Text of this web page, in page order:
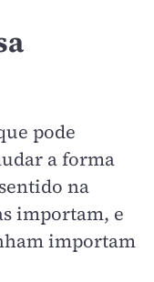
pode
a forma
na
importam, e
importam